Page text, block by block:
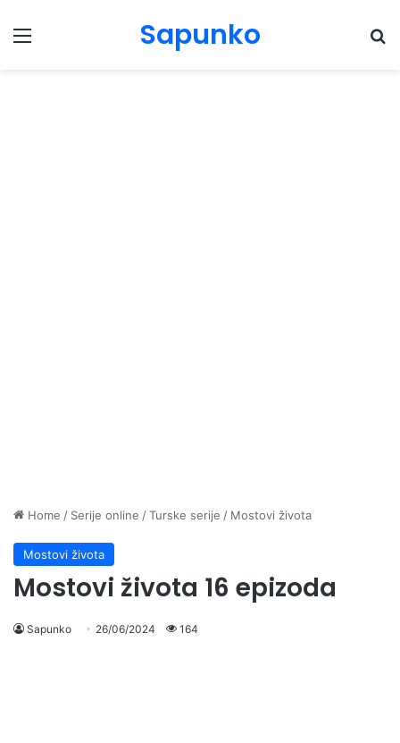
Menu Sapunko
Home / Serije online /Turske serije / Mostovi života
Mostovi života
Mostovi života 16 epizoda
Sapunko 26/06/2024 164